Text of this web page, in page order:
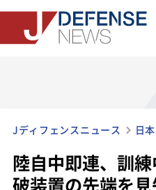
Jディフェンスニュース 日
陸自中即連、訓
破装置の先端を